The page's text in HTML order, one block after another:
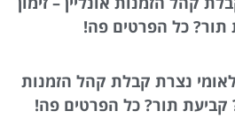
תור? כל הפרטים פה!
נצרת קבלת קהל הזמנות
קביעת תור? כל הפרטים פה!